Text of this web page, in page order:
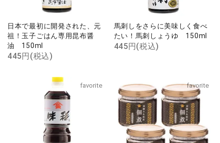
日本で最初に開発された、元
祖！玉子ごはん専用昆布醤
油 150ml
445円(税込)
馬刺しをさらに美味しく食べ
たい！馬刺しょうゆ 150ml
445円(税込)
favorite favorite